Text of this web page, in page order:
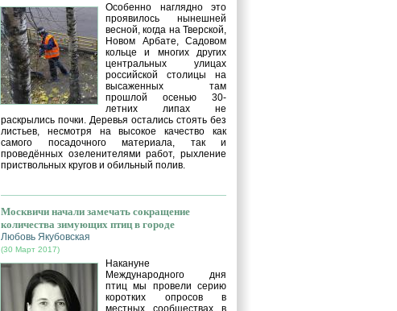
Особенно наглядно это
проявилось нынешней
весной, когда на Тверской,
Новом Арбате, Садовом
кольце и многих других
центральных улицах
российской столицы на
высаженных там
прошлой осенью 30-
летних липах не
раскрылись почки. Деревья остались стоять без
листьев, несмотря на высокое качество как
самого посадочного материала, так и
проведённых озеленителями работ, рыхление
приствольных кругов и обильный полив.
Москвичи начали замечать сокращение
количества зимующих птиц в городе
Любовь Якубовская
(30 Март 2017)
Накануне
Международного дня
птиц мы провели серию
коротких опросов в
местных сообществах в